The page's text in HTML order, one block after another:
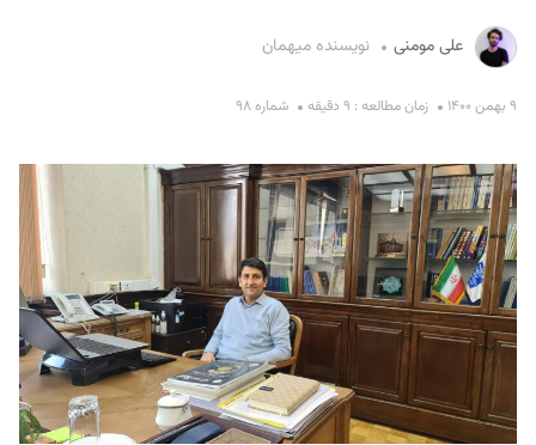
علی مومنی نویسنده میهمان
۹ بهمن ۱۴۰۰ زمان مطالعه : ۹ دقیقه شماره ۹۸